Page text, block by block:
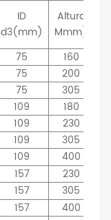
ID
d3(mm)
Altura
Mmm)
75
160
75
200
75
305
109
180
109
230
109
305
109
400
157
230
157
305
157
400